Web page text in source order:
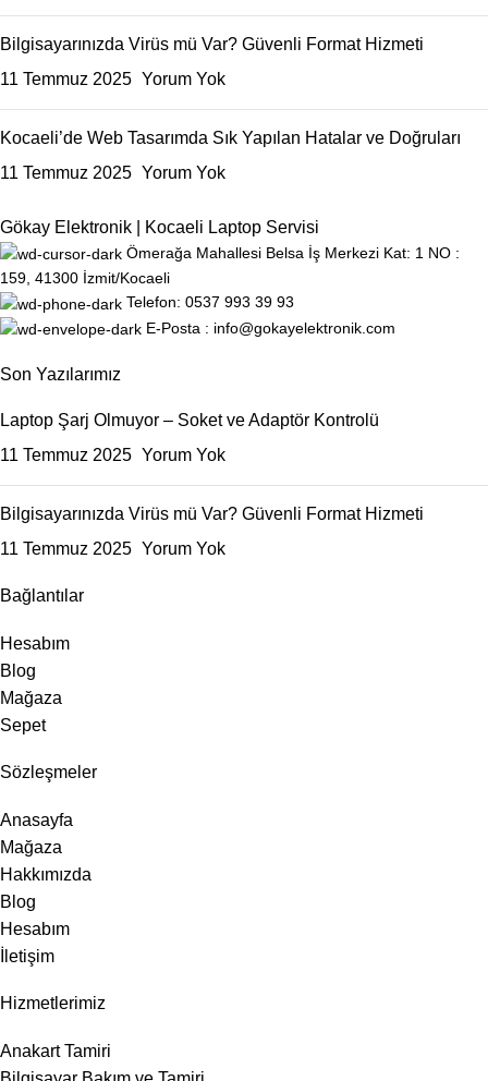
Bilgisayarınızda Virüs mü Var? Güvenli Format Hizmeti
11 Temmuz 2025 Yorum Yok
Kocaeli’de Web Tasarımda Sık Yapılan Hatalar ve Doğruları
11 Temmuz 2025 Yorum Yok
Gökay Elektronik | Kocaeli Laptop Servisi
Ömerağa Mahallesi Belsa İş Merkezi Kat: 1 NO :
159, 41300 İzmit/Kocaeli
Telefon: 0537 993 39 93
E-Posta : info@gokayelektronik.com
Son Yazılarımız
Laptop Şarj Olmuyor – Soket ve Adaptör Kontrolü
11 Temmuz 2025 Yorum Yok
Bilgisayarınızda Virüs mü Var? Güvenli Format Hizmeti
11 Temmuz 2025 Yorum Yok
Bağlantılar
Hesabım
Blog
Mağaza
Sepet
Sözleşmeler
Anasayfa
Mağaza
Hakkımızda
Blog
Hesabım
İletişim
Hizmetlerimiz
Anakart Tamiri